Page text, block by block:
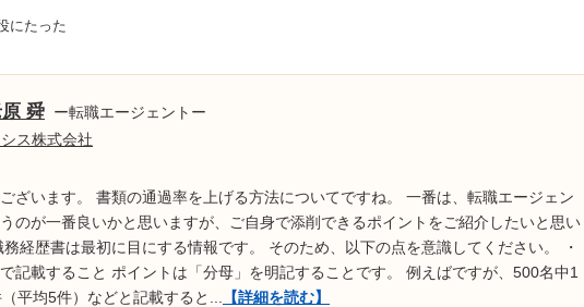
にたった
舜 ー転職エージェントー
ス株式会社
ざいます。 書類の通過率を上げる方法についてですね。 一番は、転職エージェン
のが一番良いかと思いますが、ご自身で添削できるポイントをご紹介したいと思い
務経歴書は最初に目にする情報です。 そのため、以下の点を意識してください。 ・
記載すること ポイントは「分母」を明記することです。 例えばですが、500名中1
平均5件）などと記載すると...
【詳細を読む】